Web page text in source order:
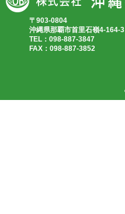
〒903-0804
沖縄県那覇市首里石嶺4-164-3
TEL：098-887-3847
FAX：098-887-3852